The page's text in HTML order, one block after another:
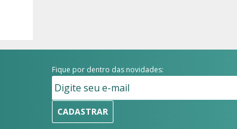
Fique por dentro das novidades:
CADASTRAR